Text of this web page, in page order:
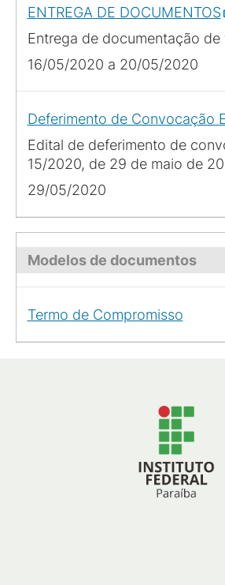
ENTREGA DE DOCUMENTOS
Entrega de documentação
16/05/2020 a 20/05/2020
Deferimento de Convocação
Edital de deferimento de
15/2020, de 29 de maio de
29/05/2020
Modelos de documentos
Termo de Compromisso